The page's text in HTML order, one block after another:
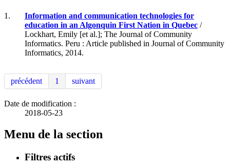
1.
Information and communication technologies for
education in an Algonquin First Nation in Quebec /
Lockhart, Emily [et al.]; The Journal of Community
Informatics. Peru : Article published in Journal of Community
Informatics, 2014.
précédent 1 suivant
Date de modification :
2018-05-23
Menu de la section
Filtres actifs